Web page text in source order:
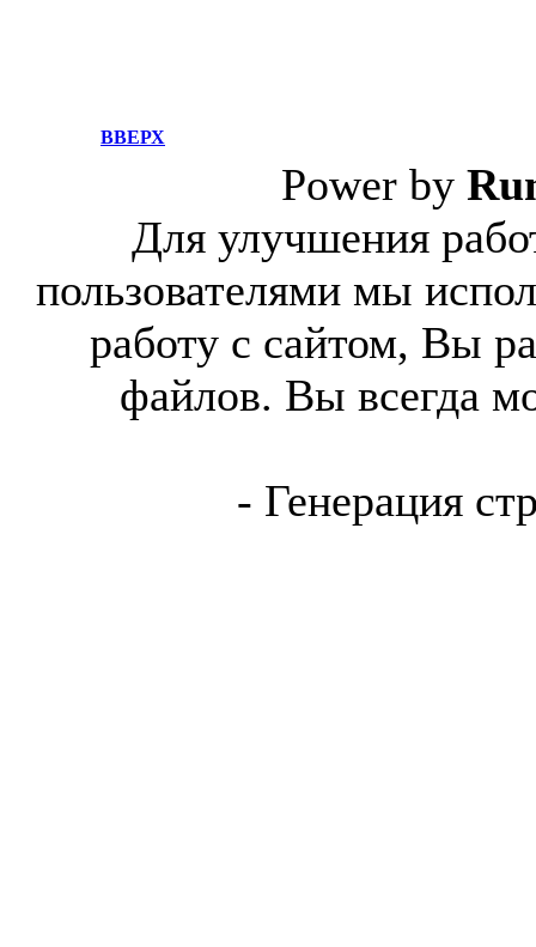
ВВЕРХ
Power by
Для улучшения
пользователями мы
работу с сайтом, Вы
файлов. Вы всегда
- Генерация